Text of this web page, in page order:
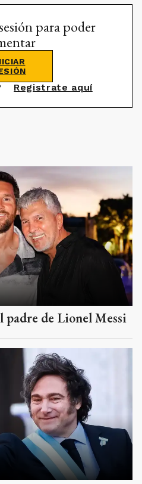
para poder
Registrate aquí
padre de Lionel Messi